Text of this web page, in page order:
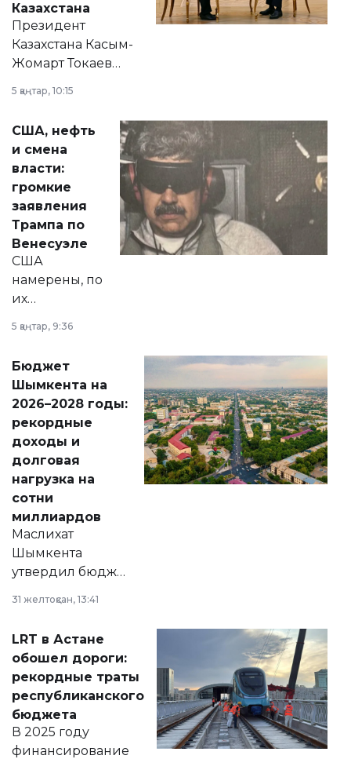
Казахстана
Президент
Казахстана Касым-
Жомарт Токаев
сразу несколько
актуальных тем —
от слухов о
политических
реформах до
вопросов армии,
экономики и
личного здоровья.
5 қаңтар, 10:15
США, нефть
и смена
власти:
громкие
заявления
Трампа по
Венесуэле
США
намерены, по
их
принести
народу
Венесуэлы.
5 қаңтар, 9:36
Бюджет
Шымкента на
2026–2028 годы:
рекордные
доходы и
долговая
нагрузка на
сотни
миллиардов
Маслихат
Шымкента
утвердил бюджет
2028 годы.
документ
появился в базе
нормативных
правовых актов и
на сайте маслихат
города.
31 желтоқсан, 13:41
LRT в Астане
обошел дороги:
рекордные траты
республиканского
бюджета
В 2025 году
финансирование